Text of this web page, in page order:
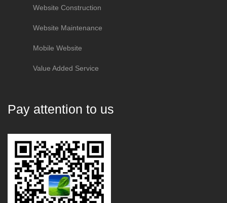
Website Construction
Website Maintenance
Mobile Website
Value Added Service
Pay attention to us